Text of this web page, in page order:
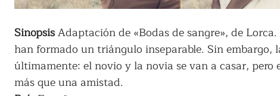
SinopsisAdaptación de «Bodas de sangre», de
han formado un triángulo inseparable. Sin embargo,
últimamente: el novio y la novia se van a casar,
más que una amistad.